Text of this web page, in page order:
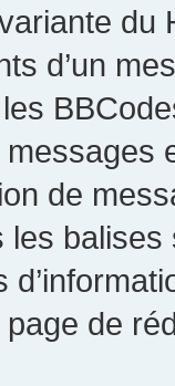
du
d’un
de
les
de